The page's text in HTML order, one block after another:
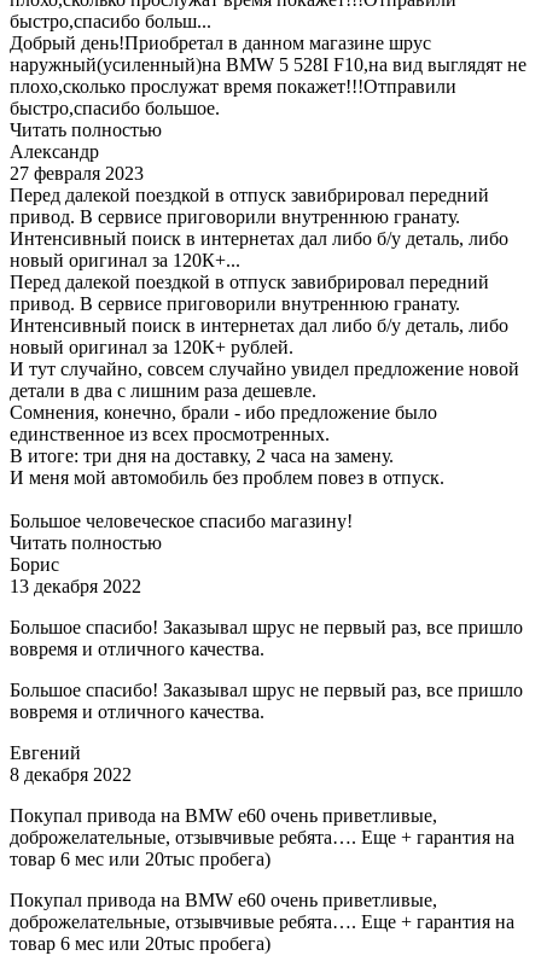
быстро,спасибо больш...
Добрый день!Приобретал в данном магазине шрус
наружный(усиленный)на BMW 5 528I F10,на вид выглядят не
плохо,сколько прослужат время покажет!!!Отправили
быстро,спасибо большое.
Читать полностью
Александр
27 февраля 2023
Перед далекой поездкой в отпуск завибрировал передний
привод. В сервисе приговорили внутреннюю гранату.
Интенсивный поиск в интернетах дал либо б/у деталь, либо
новый оригинал за 120К+...
Перед далекой поездкой в отпуск завибрировал передний
привод. В сервисе приговорили внутреннюю гранату.
Интенсивный поиск в интернетах дал либо б/у деталь, либо
новый оригинал за 120К+ рублей.
И тут случайно, совсем случайно увидел предложение новой
детали в два с лишним раза дешевле.
Сомнения, конечно, брали - ибо предложение было
единственное из всех просмотренных.
В итоге: три дня на доставку, 2 часа на замену.
И меня мой автомобиль без проблем повез в отпуск.
Большое человеческое спасибо магазину!
Читать полностью
Борис
13 декабря 2022
Большое спасибо! Заказывал шрус не первый раз, все пришло
вовремя и отличного качества.
Большое спасибо! Заказывал шрус не первый раз, все пришло
вовремя и отличного качества.
Евгений
8 декабря 2022
Покупал привода на BMW e60 очень приветливые,
доброжелательные, отзывчивые ребята…. Еще + гарантия на
товар 6 мес или 20тыс пробега)
Покупал привода на BMW e60 очень приветливые,
доброжелательные, отзывчивые ребята…. Еще + гарантия на
товар 6 мес или 20тыс пробега)